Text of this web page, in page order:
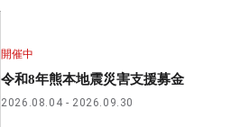
開催中
令和8年熊本地震災害支援募金
2026.08.04 2026.09.30